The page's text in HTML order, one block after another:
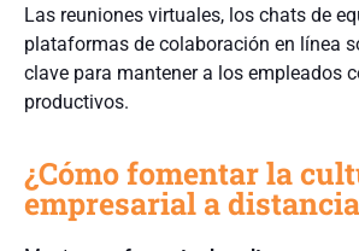
Las reuniones virtuales, los chats de
plataformas de colaboración en línea
clave para mantener a los empleados
productivos.
¿Cómo fomentar la
empresarial a